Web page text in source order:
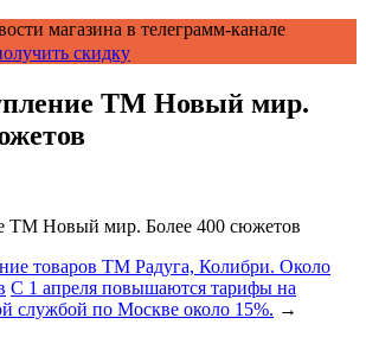
магазина в телеграмм-канале
скидку
ТМ Новый мир.
ТМ Новый мир. Более 400 сюжетов
товаров ТМ Радуга, Колибри. Около
С 1 апреля повышаются тарифы на
службой по Москве около 15%. →